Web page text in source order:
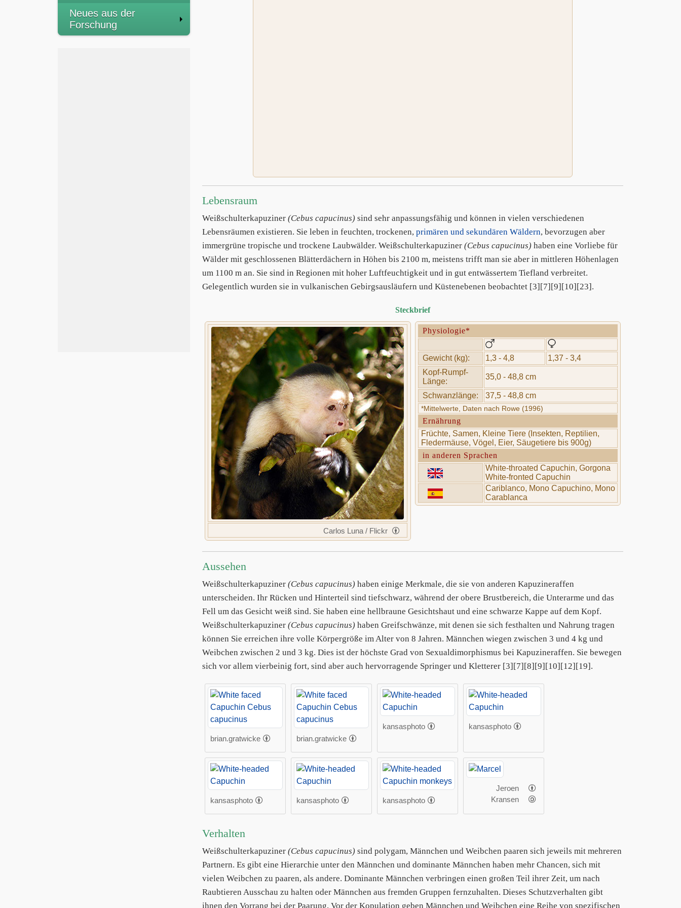
Neues aus der
Forschung
Lebensraum
Weißschulterkapuziner (Cebus capucinus) sind sehr anpassungsfähig und können in vielen verschiedenen
Lebensräumen existieren. Sie leben in feuchten, trockenen, primären und sekundären Wäldern, bevorzugen aber
immergrüne tropische und trockene Laubwälder. Weißschulterkapuziner (Cebus capucinus) haben eine Vorliebe für
Wälder mit geschlossenen Blätterdächern in Höhen bis 2100 m, meistens trifft man sie aber in mittleren Höhenlagen
um 1100 m an. Sie sind in Regionen mit hoher Luftfeuchtigkeit und in gut entwässertem Tiefland verbreitet.
Gelegentlich wurden sie in vulkanischen Gebirgsausläufern und Küstenebenen beobachtet [3][7][9][10][23].
Steckbrief
Carlos Luna / Flickr
Physiologie*
Gewicht (kg): 1,3 - 4,8
1,37 - 3,4
Kopf-Rumpf-
Länge:
35,0 - 48,8 cm
Schwanzlänge: 37,5 - 48,8 cm
*Mittelwerte, Daten nach Rowe (1996)
Ernährung
Früchte, Samen, Kleine Tiere (Insekten, Reptilien,
Fledermäuse, Vögel, Eier, Säugetiere bis 900g)
in anderen Sprachen
White-throated Capuchin, Gorgona
White-fronted Capuchin
Cariblanco, Mono Capuchino, Mono
Carablanca
Aussehen
Weißschulterkapuziner (Cebus capucinus) haben einige Merkmale, die sie von anderen Kapuzineraffen
unterscheiden. Ihr Rücken und Hinterteil sind tiefschwarz, während der obere Brustbereich, die Unterarme und das
Fell um das Gesicht weiß sind. Sie haben eine hellbraune Gesichtshaut und eine schwarze Kappe auf dem Kopf.
Weißschulterkapuziner (Cebus capucinus) haben Greifschwänze, mit denen sie sich festhalten und Nahrung tragen
können Sie erreichen ihre volle Körpergröße im Alter von 8 Jahren. Männchen wiegen zwischen 3 und 4 kg und
Weibchen zwischen 2 und 3 kg. Dies ist der höchste Grad von Sexualdimorphismus bei Kapuzineraffen. Sie bewegen
sich vor allem vierbeinig fort, sind aber auch hervorragende Springer und Kletterer [3][7][8][9][10][12][19].
brian.gratwicke brian.gratwicke
kansasphoto kansasphoto
kansasphoto kansasphoto kansasphoto
Jeroen
Kransen
Verhalten
Weißschulterkapuziner (Cebus capucinus) sind polygam, Männchen und Weibchen paaren sich jeweils mit mehreren
Partnern. Es gibt eine Hierarchie unter den Männchen und dominante Männchen haben mehr Chancen, sich mit
vielen Weibchen zu paaren, als andere. Dominante Männchen verbringen einen großen Teil ihrer Zeit, um nach
Raubtieren Ausschau zu halten oder Männchen aus fremden Gruppen fernzuhalten. Dieses Schutzverhalten gibt
ihnen den Vorrang bei der Paarung. Vor der Kopulation geben Männchen und Weibchen eine Reihe von spezifischen